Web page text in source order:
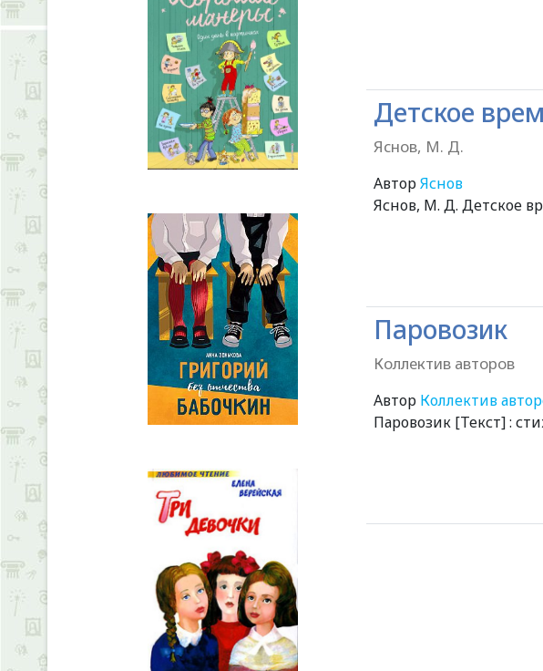
Детское
Яснов, М. Д.
АвторЯснов
Яснов, М. Д. Детское
Паровозик
Коллектив авторов
Автор Коллектив
Паровозик [Текст] :